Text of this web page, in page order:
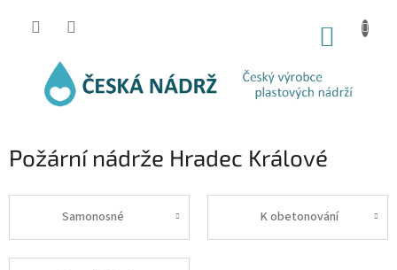
Požární nádrže Hradec Králové
Samonosné K obetonování